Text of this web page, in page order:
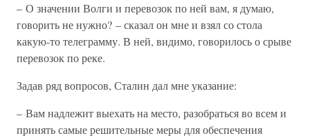
– О значении Волги и перевозок по ней вам, я думаю,
говорить не нужно? – сказал он мне и взял со стола
какую-то телеграмму. В ней, видимо, говорилось о срыве
перевозок по реке.
Задав ряд вопросов, Сталин дал мне указание:
– Вам надлежит выехать на место, разобраться во всем и
принять самые решительные меры для обеспечения